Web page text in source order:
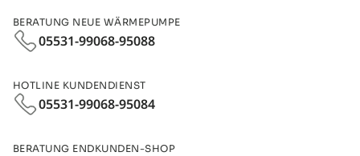
BERATUNG NEUE WÄRMEPUMPE
05531-99068-95088
HOTLINE KUNDENDIENST
05531-99068-95084
BERATUNG ENDKUNDEN-SHOP